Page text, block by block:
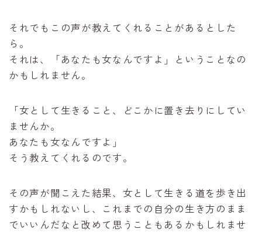
それでもこの声が教えてくれることがあるとした
ら。
それは、「あなたも女なんですよ」ということなの
かもしれません。
「女として生きること、どこかに置き去りにしてい
ませんか。
あなたも女なんですよ」
そう教えてくれるのです。
その声が聞こえた結果、女として生きる道を歩き出
すかもしれないし、これまでの自分の生き方のまま
でいいんだなと改めて思うこともあるかもしれませ